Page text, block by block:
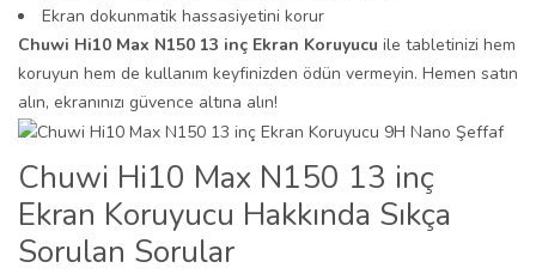
Ekran dokunmatik hassasiyetini korur
Chuwi Hi10 Max N150 13 inç Ekran Koruyucu ile tabletinizi hem
koruyun hem de kullanım keyfinizden ödün vermeyin. Hemen satın
alın, ekranınızı güvence altına alın!
Chuwi Hi10 Max N150 13 inç
Ekran Koruyucu Hakkında Sıkça
Sorulan Sorular